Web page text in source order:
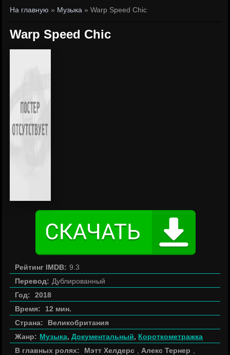
На главную » Музыка » Warp Speed Chic
Warp Speed Chic
Рейтинг IMDB: 9.3
Перевод: Дублированный
Год:
2018
Время:
12 мин.
Страна:
Великобритания
Жанр: Музыка,Документальный, Короткометражка
В главных ролях:
Мэтт Хелдерс Алекс Тернер